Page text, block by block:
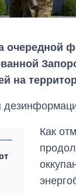
очередной
на
Как